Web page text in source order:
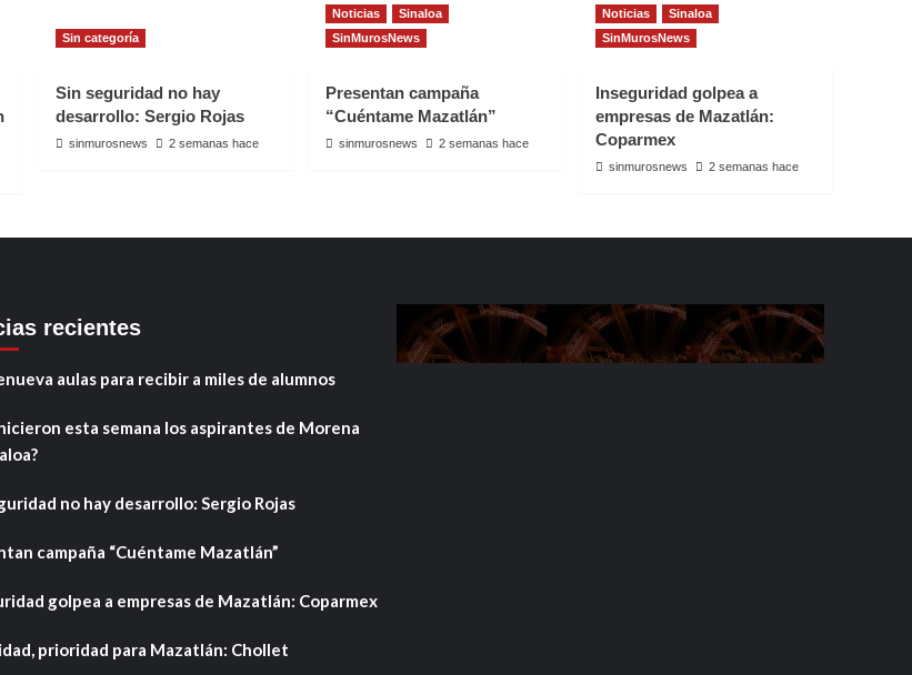
Sin categoría
Sin seguridad no hay
desarrollo: Sergio Rojas
sinmurosnews 2 semanas hace
Noticias
Sinaloa
SinMurosNews
Presentan campaña
“Cuéntame Mazatlán”
sinmurosnews 2 semanas hace
Noticias
Sinaloa
SinMurosNews
Inseguridad golpea a
empresas de Mazatlán:
Coparmex
sinmurosnews 2 semanas hace
recientes
aulas para recibir a miles de alumnos
esta semana los aspirantes de Morena
no hay desarrollo: Sergio Rojas
campaña “Cuéntame Mazatlán”
golpea a empresas de Mazatlán: Coparmex
prioridad para Mazatlán: Chollet